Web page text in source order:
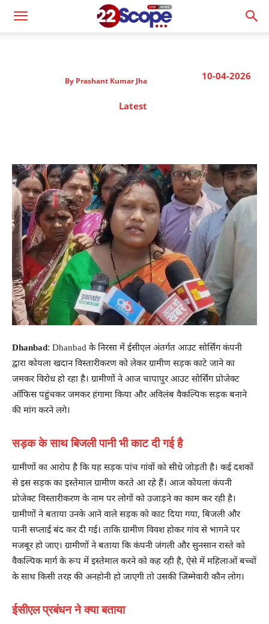
10-04-2026
By Prashant Kumar Jha
Latest
Dhanbad: Dhanbad के निरसा में ईसीएल अंतर्गत आउट सोर्सिंग कंपनी
द्वारा कोयला खदान विस्तारीकरण को लेकर ग्रामीण सड़क काटे जाने का
जमकर विरोध हो रहा है। ग्रामीणों ने आज चापापुर आउट सोर्सिंग प्रोजेक्ट
ऑफिस पहुंचकर जमकर हंगामा किया और अविलंब वैकल्पिक सड़क बनाने
की मांग करने लगे।
सड़क के साथ बिजली पानी भी काट दी गई है
ग्रामीणों का आरोप है कि यह सड़क पांच गांवों को सीधे जोड़ती है। कई दशकों
से इस सड़क का इस्तेमाल ग्रामीण करते आ रहे हैं। आज कोयला कंपनी
प्रोजेक्ट विस्तारीकरण के नाम पर लोगों को उजाड़ने का काम कर रही है।
ग्रामीणों ने बताया उनके आने वाले सड़क को काट दिया गया, बिजली और
पानी सप्लाई बंद कर दी गई। ताकि ग्रामीण विवश होकर गांव से भागने पर
मजबूर हो जाए। ग्रामीणों ने बताया कि कंपनी जंगली और सुनसान रास्ते को
वैकल्पिक मार्ग के रूप में इस्तेमाल करने को कह रही है, ऐसे में महिलाओं बच्चों
के साथ किसी तरह की अनहोनी हो जाएगी तो उसकी जिम्मेवारी कौन लोग।
ईसीएल प्रबंधन ने क्या बताया